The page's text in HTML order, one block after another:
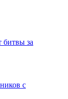
битвы за
с